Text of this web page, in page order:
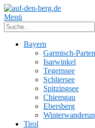
Menü
Bayern
Garmisch-
Isarwinkel
Tegernsee
Schliersee
Spitzingsee
Chiemgau
Ebersberg
Tirol